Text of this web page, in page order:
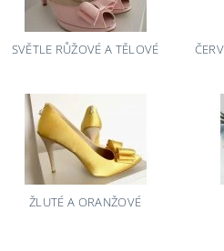
SVĚTLE RŮŽOVÉ A TĚLOVÉ
ŽLUTÉ A ORANŽOVÉ